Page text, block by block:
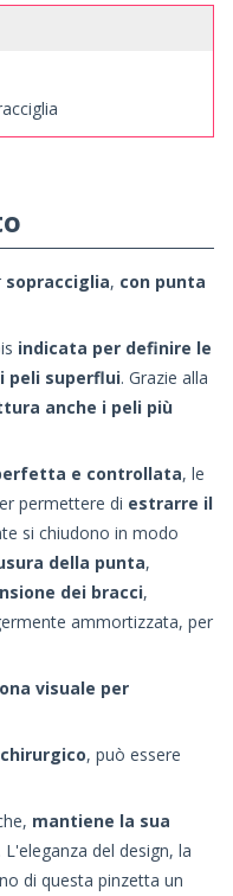
sopracciglia, con punta
indicata per definire le
peli superflui. Grazie alla
anche i peli più
e controllata, le
permettere di estrarre il
si chiudono in modo
della punta,
dei bracci,
ammortizzata, per
visuale per
, può essere
mantiene la sua
. L'eleganza del design, la
di questa pinzetta un